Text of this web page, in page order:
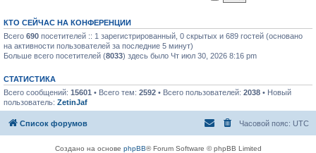
КТО СЕЙЧАС НА КОНФЕРЕНЦИИ
Всего 690 посетителей :: 1 зарегистрированный, 0 скрытых и 689 гостей (основано
на активности пользователей за последние 5 минут)
Больше всего посетителей (8033) здесь было Чт июл 30, 2026 8:16 pm
СТАТИСТИКА
Всего сообщений: 15601 • Всего тем: 2592 • Всего пользователей: 2038 • Новый
пользователь: ZetinJaf
Список форумов Часовой пояс: UTC
Создано на основе phpBB® Forum Software © phpBB Limited